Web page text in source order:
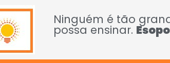
Ninguém é tão
possa ensinar. Esopo